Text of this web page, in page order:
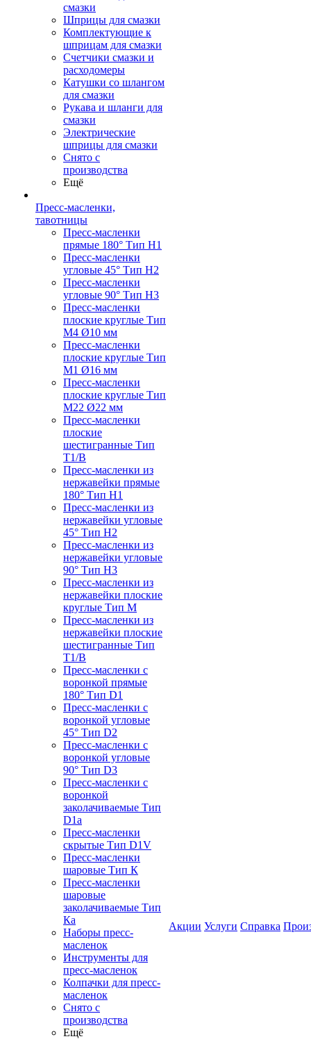
смазки
Шприцы для смазки
Комплектующие к
шприцам для смазки
Счетчики смазки и
расходомеры
Катушки со шлангом
для смазки
Рукава и шланги для
смазки
Электрические
шприцы для смазки
Снято с
производства
Ещё
Пресс-масленки,
тавотницы
Пресс-масленки
прямые 180° Тип H1
Пресс-масленки
угловые 45° Тип H2
Пресс-масленки
угловые 90° Тип H3
Пресс-масленки
плоские круглые Тип
M4 Ø10 мм
Пресс-масленки
плоские круглые Тип
M1 Ø16 мм
Пресс-масленки
плоские круглые Тип
M22 Ø22 мм
Пресс-масленки
плоские
шестигранные Тип
T1/B
Пресс-масленки из
нержавейки прямые
180° Тип H1
Пресс-масленки из
нержавейки угловые
45° Тип H2
Пресс-масленки из
нержавейки угловые
90° Тип H3
Пресс-масленки из
нержавейки плоские
круглые Тип M
Пресс-масленки из
нержавейки плоские
шестигранные Тип
T1/B
Пресс-масленки с
воронкой прямые
180° Тип D1
Пресс-масленки с
воронкой угловые
45° Тип D2
Пресс-масленки с
воронкой угловые
90° Тип D3
Пресс-масленки с
воронкой
заколачиваемые Тип
D1a
Пресс-масленки
скрытые Тип D1V
Пресс-масленки
шаровые Тип К
Пресс-масленки
шаровые
заколачиваемые Тип
Кa
Наборы пресс-
масленок
Инструменты для
пресс-масленок
Колпачки для пресс-
масленок
Снято с
производства
Ещё
Акции Услуги Справка